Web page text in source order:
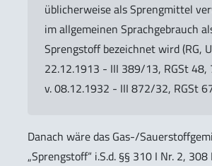
üblicherweise als Sprengmittel
im allgemeinen Sprachgebrauch
Sprengstoff bezeichnet wird (RG,
22.12.1913 - III 389/13, RGSt 48,
v. 08.12.1932 - III 872/32, RGSt
Danach wäre das Gas-/
„Sprengstoff“ i.S.d. §§ 310 I Nr. 2, 308